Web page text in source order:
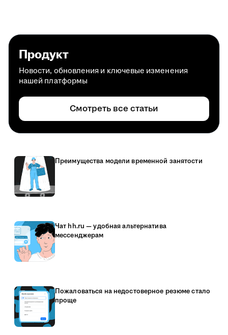
Продукт
Новости, обновления и ключевые изменения
нашей платформы
Смотреть все статьи
Преимущества модели временной занятости
Чат hh.ru — удобная альтернатива
мессенджерам
Пожаловаться на недостоверное резюме стало
проще